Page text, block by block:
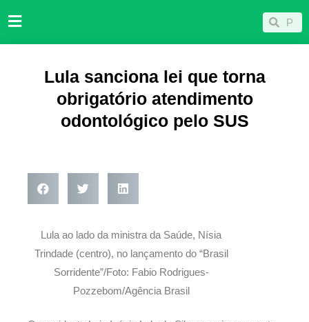
para
Pesquisar
Lula sanciona lei que torna
obrigatório atendimento
odontológico pelo SUS
Lula ao lado da ministra da Saúde, Nísia
Trindade (centro), no lançamento do “Brasil
Sorridente”/Foto: Fabio Rodrigues-
Pozzebom/Agência Brasil